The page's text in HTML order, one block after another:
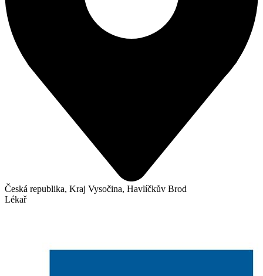
Česká republika, Kraj Vysočina, Havlíčkův Brod
Lékař